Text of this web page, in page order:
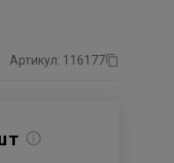
Артикул: 116177